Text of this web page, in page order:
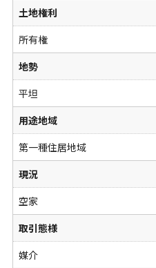
土地権利
所有権
地勢
平坦
用途地域
第一種住居地域
現況
空家
取引態様
媒介